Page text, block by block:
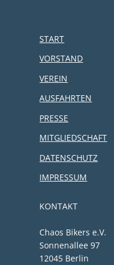
START
VORSTAND
VEREIN
AUSFAHRTEN
PRESSE
MITGLIEDSCHAFT
DATENSCHUTZ
IMPRESSUM
KONTAKT
Chaos Bikers e.V.
Sonnenallee 97
12045 Berlin